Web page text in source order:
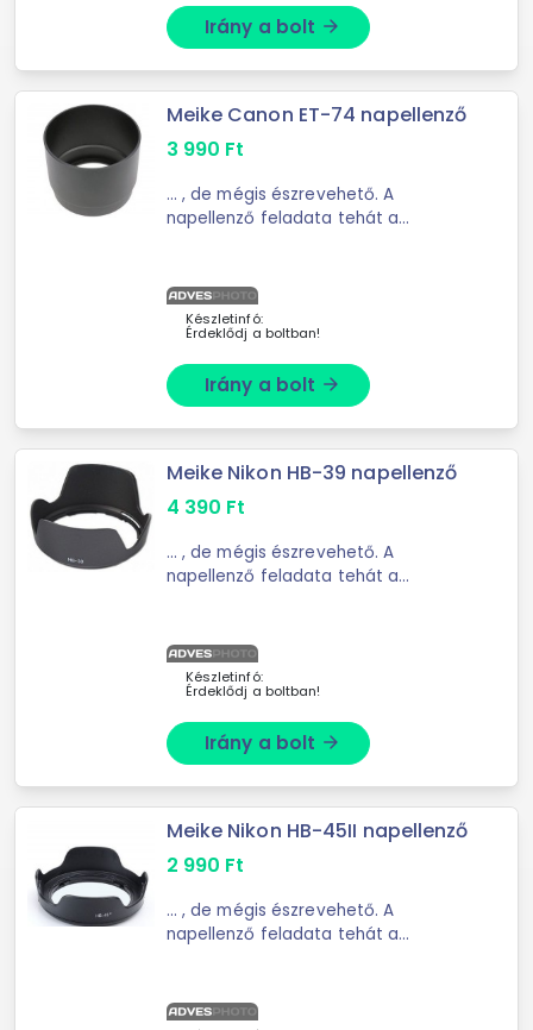
Irány a bolt arrow_forward
Meike Canon ET-74 napellenző
3 990 Ft
... , de mégis észrevehető. A
napellenző feladata tehát a
teljesülhet teljesen. A napellenző
annál jobb, minél nagyobb méretű, ...
Készletinfó:
Érdeklődj a boltban!
Irány a bolt arrow_forward
Meike Nikon HB-39 napellenző
4 390 Ft
... , de mégis észrevehető. A
napellenző feladata tehát a
teljesülhet teljesen. A napellenző
annál jobb, minél nagyobb méretű, ...
Készletinfó:
Érdeklődj a boltban!
Irány a bolt arrow_forward
Meike Nikon HB-45II napellenző
2 990 Ft
... , de mégis észrevehető. A
napellenző feladata tehát a
teljesülhet teljesen. A napellenző